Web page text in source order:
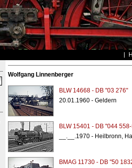
Wolfgang Linnenberger
BLW 14668 - DB "03 276"
20.01.1960 - Geldern
BLW 15401 - DB "044
__.__.1970 - Heilbronn,
BMAG 11730 - DB "50